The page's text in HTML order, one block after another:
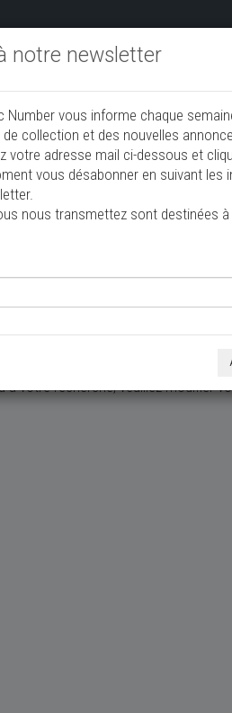
à vendre
à votre recherche, veuillez modifier
notre newsletter
Number vous informe chaque
collection et des nouvelles
votre adresse mail ci-dessous et
vous désabonner en suivant les
nous transmettez sont destinées à